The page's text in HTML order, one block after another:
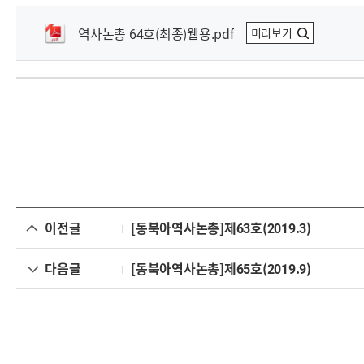
역사논총 64호(최종)웹용.pdf 미리보기
이전글 [동북아역사논총]제63호(2019.3)
다음글 [동북아역사논총]제65호(2019.9)